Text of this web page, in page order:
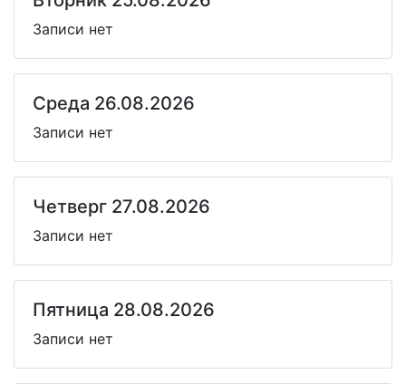
Записи нет
Среда 26.08.2026
Записи нет
Четверг 27.08.2026
Записи нет
Пятница 28.08.2026
Записи нет